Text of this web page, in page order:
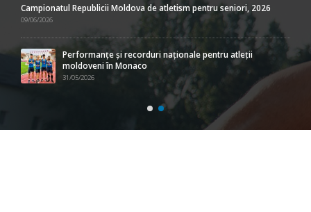
Campionatul Republicii Moldova de atletism pentru seniori, 2026
09/06/2026
Performanțe și recorduri naționale pentru atleții
moldoveni în Monaco
31/05/2026